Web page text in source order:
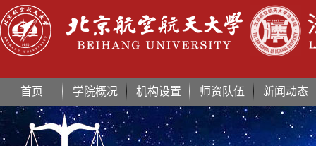
首页 学院概况 机构设置 师资队伍 新闻动态